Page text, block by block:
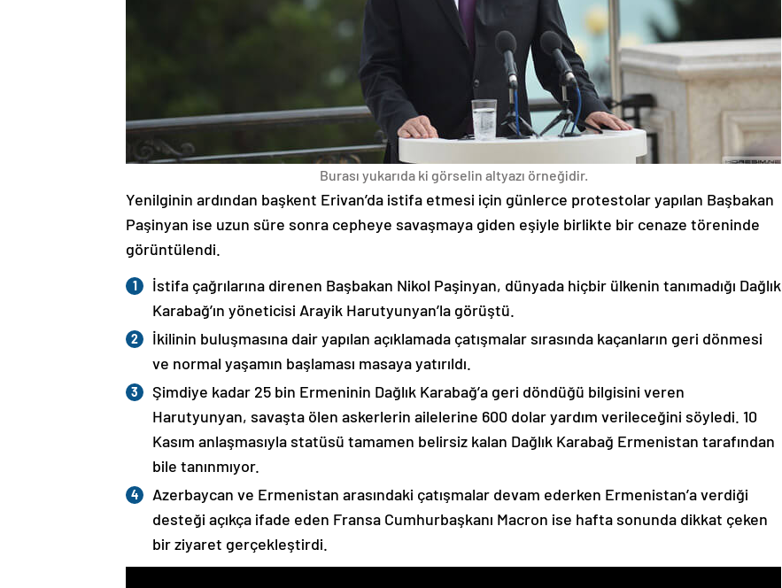
Burası yukarıda ki görselin altyazı örneğidir.
Yenilginin ardından başkent Erivan’da istifa etmesi için günlerce protestolar yapılan Başbakan
Paşinyan ise uzun süre sonra cepheye savaşmaya giden eşiyle birlikte bir cenaze töreninde
görüntülendi.
İstifa çağrılarına direnen Başbakan Nikol Paşinyan, dünyada hiçbir ülkenin tanımadığı Dağlık
Karabağ’ın yöneticisi Arayik Harutyunyan’la görüştü.
İkilinin buluşmasına dair yapılan açıklamada çatışmalar sırasında kaçanların geri dönmesi
ve normal yaşamın başlaması masaya yatırıldı.
Şimdiye kadar 25 bin Ermeninin Dağlık Karabağ’a geri döndüğü bilgisini veren
Harutyunyan, savaşta ölen askerlerin ailelerine 600 dolar yardım verileceğini söyledi. 10
Kasım anlaşmasıyla statüsü tamamen belirsiz kalan Dağlık Karabağ Ermenistan tarafından
bile tanınmıyor.
Azerbaycan ve Ermenistan arasındaki çatışmalar devam ederken Ermenistan’a verdiği
desteği açıkça ifade eden Fransa Cumhurbaşkanı Macron ise hafta sonunda dikkat çeken
bir ziyaret gerçekleştirdi.